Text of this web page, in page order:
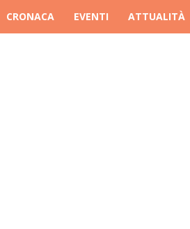
CRONACA EVENTI ATTUALITÀ